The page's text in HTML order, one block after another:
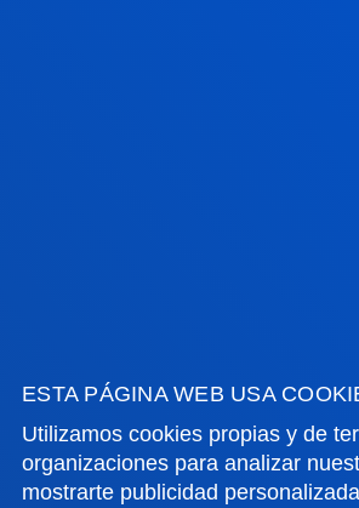
ESTA PÁGINA WEB USA
Utilizamos cookies propias y de
organizaciones para analizar
mostrarte publicidad
ACTUALIDAD
GESTIONES Y TRÁMITES